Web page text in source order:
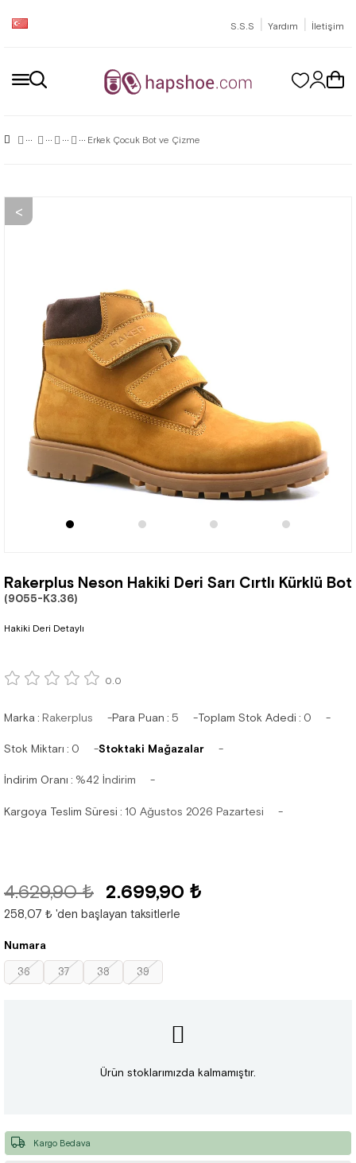
S.S.S | Yardım | İletişim
Erkek Çocuk Bot ve Çizme
Rakerplus Neson Hakiki Deri Sarı Cırtlı Kürklü Bot
(9055-K3.36)
Hakiki Deri Detaylı
0.0
Marka : Rakerplus Para Puan : 5 Toplam Stok Adedi : 0
Stok Miktarı : 0 Stoktaki Mağazalar
İndirim Oranı : %42 İndirim
Kargoya Teslim Süresi : 10 Ağustos 2026 Pazartesi
4.629,90 ₺ 2.699,90 ₺
258,07 ₺ 'den başlayan taksitlerle
Numara
36 37 38 39
Ürün stoklarımızda kalmamıştır.
Kargo Bedava